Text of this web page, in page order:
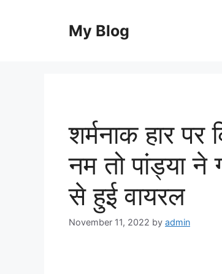
My Blog
शर्मनाक हार
नम तो पांड्या ने
से हुई वायरल
November 11, 2022 by admin